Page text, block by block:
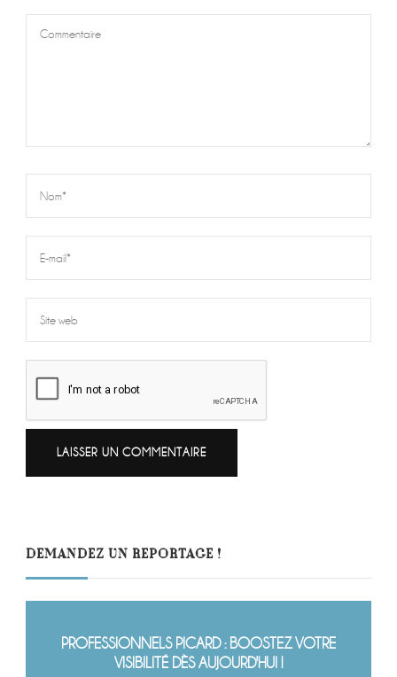
DEMANDEZ UN REPORTAGE !
PROFESSIONNELS PICARD : BOOSTEZ VOTRE
VISIBILITÉ DÈS AUJOURD'HUI !